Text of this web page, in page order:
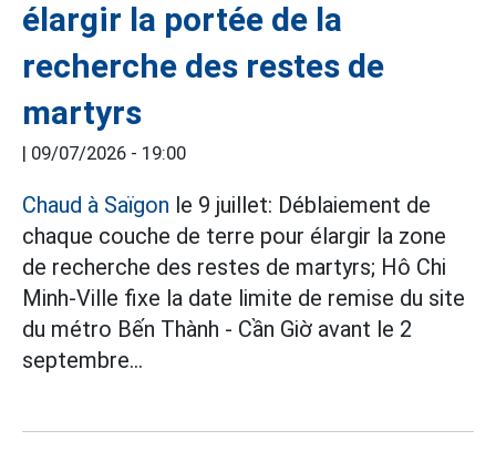
élargir la portée de la
recherche des restes de
martyrs
| 09/07/2026 - 19:00
Chaud à Saïgon le 9 juillet: Déblaiement de
chaque couche de terre pour élargir la zone
de recherche des restes de martyrs; Hô Chi
Minh-Ville fixe la date limite de remise du site
du métro Bến Thành - Cần Giờ avant le 2
septembre...